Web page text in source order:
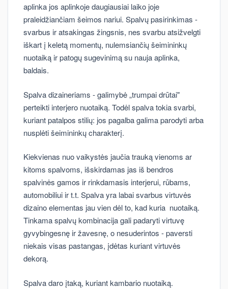
aplinka jos aplinkoje daugiausiai laiko joje
praleidžiančiam šeimos nariui. Spalvų pasirinkimas -
svarbus ir atsakingas žingsnis, nes svarbu atsižvelgti
iškart į keletą momentų, nulemsiančių šeimininkų
nuotaiką ir patogų sugevinimą su nauja aplinka,
baldais.
Spalva dizaineriams - galimybė „trumpai drūtai"
perteikti interjero nuotaiką. Todėl spalva tokia svarbi,
kuriant patalpos stilių: jos pagalba galima parodyti arba
nusplėti šeimininkų charakterį.
Kiekvienas nuo vaikystės jaučia trauką vienoms ar
kitoms spalvoms, išskirdamas jas iš bendros
spalvinės gamos ir rinkdamasis interjerui, rūbams,
automobiliui ir t.t. Spalva yra labai svarbus virtuvės
dizaino elementas jau vien dėl to, kad kuria nuotaiką.
Tinkama spalvų kombinacija gali padaryti virtuvę
gyvybingesnę ir žavesnę, o nesuderintos - paversti
niekais visas pastangas, įdėtas kuriant virtuvės
dekorą.
Spalva daro įtaką, kuriant kambario nuotaiką.